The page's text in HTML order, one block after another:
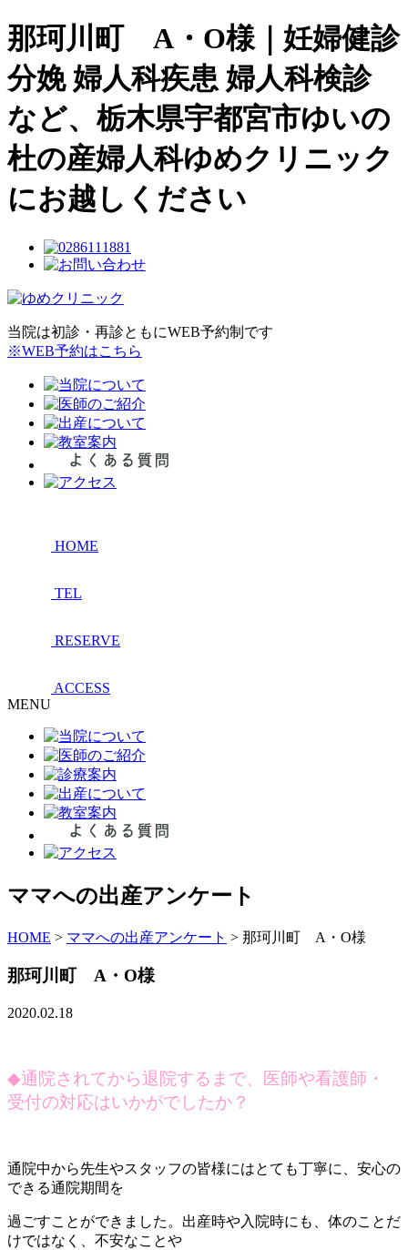
那珂川町 A・O様｜妊婦健診
分娩 婦人科疾患 婦人科検診
など、栃木県宇都宮市ゆいの
杜の産婦人科ゆめクリニック
にお越しください
当院は初診・再診ともにWEB予約制です
※WEB予約はこちら
HOME
TEL
RESERVE
ACCESS
MENU
ママへの出産アンケート
HOME > ママへの出産アンケート > 那珂川町 A・O様
那珂川町 A・O様
2020.02.18
◆通院されてから退院するまで、医師や看護師・
受付の対応はいかがでしたか？
通院中から先生やスタッフの皆様にはとても丁寧に、安心の
できる通院期間を
過ごすことができました。出産時や入院時にも、体のことだ
けではなく、不安なことや